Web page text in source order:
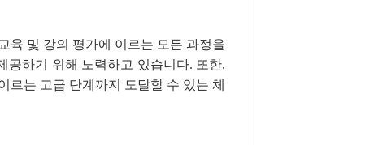
육 및 강의 평가에 이르는 모든 과정을
공하기 위해 노력하고 있습니다. 또한,
르는 고급 단계까지 도달할 수 있는 체